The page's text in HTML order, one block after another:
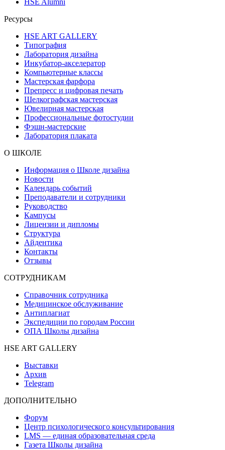
HSE Alumni
Ресурсы
HSE ART GALLERY
Типография
Лаборатория дизайна
Инкубатор-акселератор
Компьютерные классы
Мастерская фарфора
Препресс и цифровая печать
Шелкографская мастерская
Ювелирная мастерская
Профессиональные фотостудии
Фэшн-мастерские
Лаборатория плаката
О ШКОЛЕ
Информация о Школе дизайна
Новости
Календарь событий
Преподаватели и сотрудники
Руководство
Кампусы
Лицензии и дипломы
Структура
Айдентика
Контакты
Отзывы
СОТРУДНИКАМ
Справочник сотрудника
Медицинское обслуживание
Антиплагиат
Экспедиции по городам России
ОПА Школы дизайна
HSE ART GALLERY
Выставки
Архив
Telegram
ДОПОЛНИТЕЛЬНО
Форум
Центр психологического консультирования
LMS — единая образовательная среда
Газета Школы дизайна